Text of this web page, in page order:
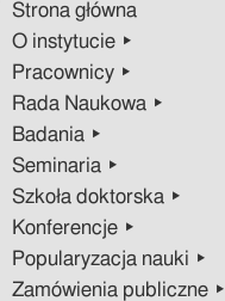
Strona główna
O instytucie ▸
Pracownicy ▸
Rada Naukowa ▸
Badania ▸
Seminaria ▸
Szkoła doktorska ▸
Konferencje ▸
Popularyzacja nauki ▸
Zamówienia publiczne ▸